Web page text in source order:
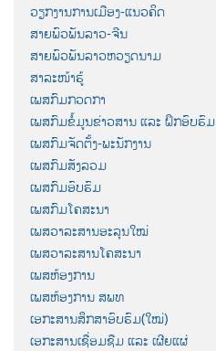
ວຽກງານການເມືອງ-ແນວຄິດ
ສາຍພົວພັນລາວ-ຈີນ
ສາຍພົວພັນລາວຫວຽດນາມ
ສາລະໜ້າຮູ້
ເພສກົມກວດກາ
ເພສກົມຂໍ້ມູນຂ່າວສານ ແລະ ຝຶກອົບຮົມ
ເພສກົມຈັດຕັ້ງ-ພະນັກງານ
ເພສກົມສັງລວມ
ເພສກົມອົບຮົມ
ເພສກົມໂຄສະນາ
ເພສວາລະສານອະລຸນໃໝ່
ເພສວາລະສານໂຄສະນາ
ເພສຫ້ອງການ
ເພສຫ້ອງການ ສພທ
ເອກະສານສຶກສາອົບຮົມ(ໃໝ່)
ເອກະສານເຊື່ອມຊືມ ແລະ ເຜີຍແຜ່